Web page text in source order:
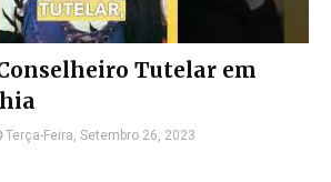
Tutelar em
Terça-Feira, Setembro 26, 2023